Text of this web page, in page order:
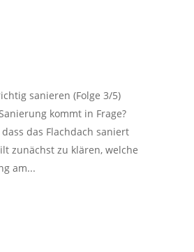
sanieren (Folge 3/5)
kommt in Frage?
das Flachdach saniert
zunächst zu klären, welche
am...